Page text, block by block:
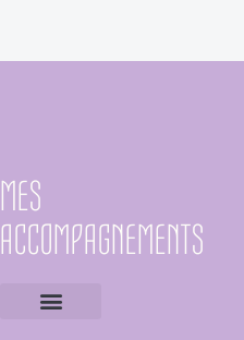
MES
ACCOMPAGNEMENTS